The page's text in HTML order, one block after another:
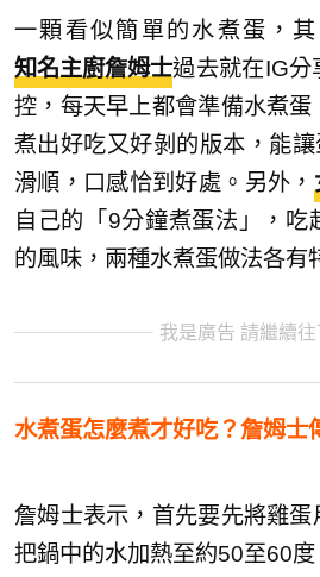
一顆看似簡單的水煮蛋，
知名主廚詹姆士過去就在IG分
控，每天早上都會準備水煮
煮出好吃又好剝的版本，能
滑順，口感恰到好處。另外，
自己的「9分鐘煮蛋法」，吃
的風味，兩種水煮蛋做法各有
我是廣告 請繼續
水煮蛋怎麼煮才好吃？詹姆士
詹姆士表示，首先要先將雞
把鍋中的水加熱至約50至60